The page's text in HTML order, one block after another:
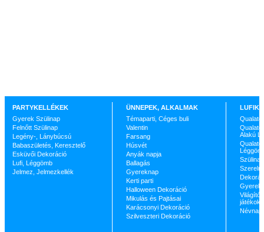
PARTYKELLÉKEK
Gyerek Szülinap
Felnőtt Szülinap
Legény-, Lánybúcsú
Babaszületés, Keresztelő
Esküvői Dekoráció
Lufi, Léggömb
Jelmez, Jelmezkellék
ÜNNEPEK, ALKALMAK
Témaparti, Céges buli
Valentin
Farsang
Húsvét
Anyák napja
Ballagás
Gyereknap
Kerti parti
Halloween Dekoráció
Mikulás és Pajtásai
Karácsonyi Dekoráció
Szilveszteri Dekoráció
LUFIK
Alakú
Világító
játékok
Névnap